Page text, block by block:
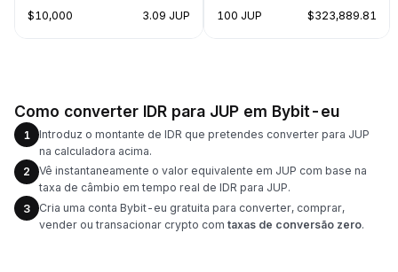
$10,000 3.09 JUP 100 JUP $323,889.81
Como converter IDR para JUP em Bybit-eu
1
Introduz o montante de IDR que pretendes converter para JUP
na calculadora acima.
2
Vê instantaneamente o valor equivalente em JUP com base na
taxa de câmbio em tempo real de IDR para JUP.
3
Cria uma conta Bybit-eu gratuita para converter, comprar,
vender ou transacionar crypto com taxas de conversão zero.